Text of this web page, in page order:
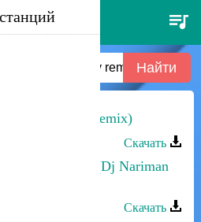
(ayur
Моя равнина (remix)
Скачать
- Огонь любви (Dj Nariman
Скачать